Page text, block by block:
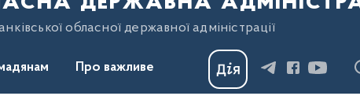
обласної державної адміністрації
Про важливе